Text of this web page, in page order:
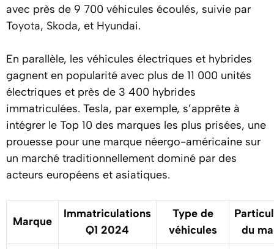
avec près de 9 700 véhicules écoulés, suivie par
Toyota, Skoda, et Hyundai.
En parallèle, les véhicules électriques et hybrides
gagnent en popularité avec plus de 11 000 unités
électriques et près de 3 400 hybrides
immatriculées. Tesla, par exemple, s’apprête à
intégrer le Top 10 des marques les plus prisées, une
prouesse pour une marque néergo-américaine sur
un marché traditionnellement dominé par des
acteurs européens et asiatiques.
Marque
Immatriculations
Q1 2024
Type de
véhicules
du